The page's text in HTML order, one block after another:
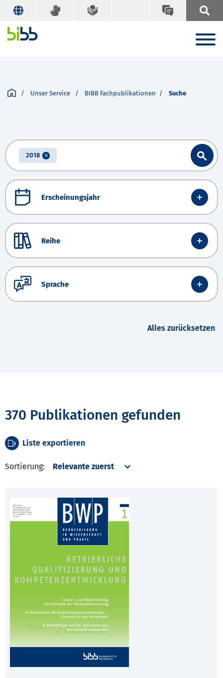
Unser Service BIBB Fachpublikationen Suche
2018
Erscheinungsjahr
Reihe
Sprache
Alles zurücksetzen
370 Publikationen gefunden
Liste exportieren
Sortierung: